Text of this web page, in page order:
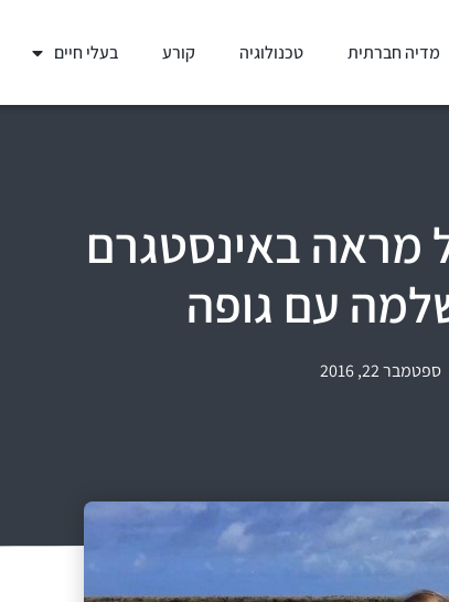
מדיה חברתית טכנולוגיה קורע בעלי חיים
מראה באינסטגרם
עם גופה
ספטמבר 22, 2016